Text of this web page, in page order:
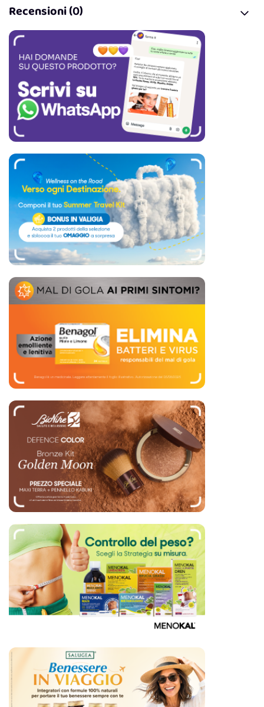
Recensioni (0)